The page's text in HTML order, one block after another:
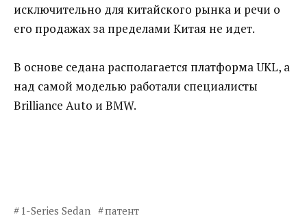
исключительно для китайского рынка и речи о
его продажах за пределами Китая не идет.
В основе седана располагается платформа UKL, а
над самой моделью работали специалисты
Brilliance Auto и BMW.
1-Series Sedan патент